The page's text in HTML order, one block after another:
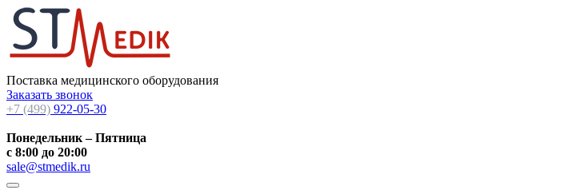
Поставка медицинского оборудования
Заказать звонок
+7 (499) 922-05-30
Понедельник – Пятница
с 8:00 до 20:00
sale@stmedik.ru